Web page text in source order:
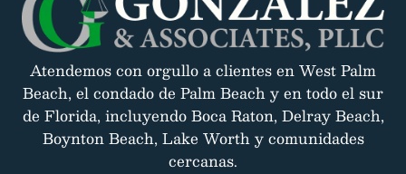
Atendemos con orgullo a clientes en West Palm
Beach, el condado de Palm Beach y en todo el sur
de Florida, incluyendo Boca Raton, Delray Beach,
Boynton Beach, Lake Worth y comunidades
cercanas.